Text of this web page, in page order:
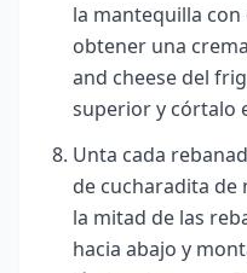
la mantequilla
obtener una
and cheese del
superior y córtalo
Unta cada
de cucharadita de
la mitad de las
hacia abajo y